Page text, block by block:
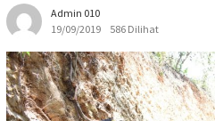
Admin 010
19/09/2019
586 Dilihat